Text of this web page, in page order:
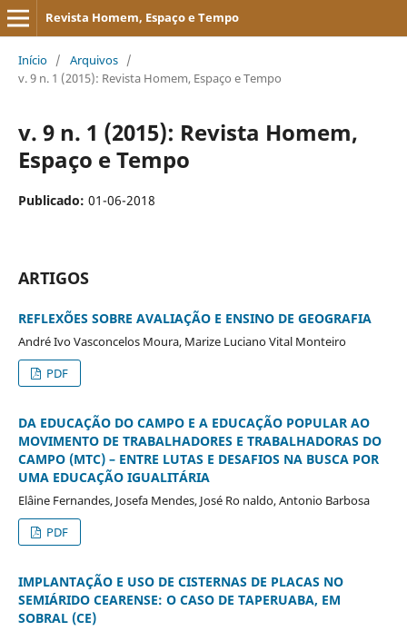
Revista Homem, Espaço e Tempo
Início / Arquivos /
v. 9 n. 1 (2015): Revista Homem, Espaço e Tempo
v. 9 n. 1 (2015): Revista Homem,
Espaço e Tempo
Publicado: 01-06-2018
ARTIGOS
REFLEXÕES SOBRE AVALIAÇÃO E ENSINO DE GEOGRAFIA
André Ivo Vasconcelos Moura, Marize Luciano Vital Monteiro
PDF
DA EDUCAÇÃO DO CAMPO E A EDUCAÇÃO POPULAR AO
MOVIMENTO DE TRABALHADORES E TRABALHADORAS DO
CAMPO (MTC) – ENTRE LUTAS E DESAFIOS NA BUSCA POR
UMA EDUCAÇÃO IGUALITÁRIA
Elâine Fernandes, Josefa Mendes, José Ro naldo, Antonio Barbosa
PDF
IMPLANTAÇÃO E USO DE CISTERNAS DE PLACAS NO
SEMIÁRIDO CEARENSE: O CASO DE TAPERUABA, EM
SOBRAL (CE)